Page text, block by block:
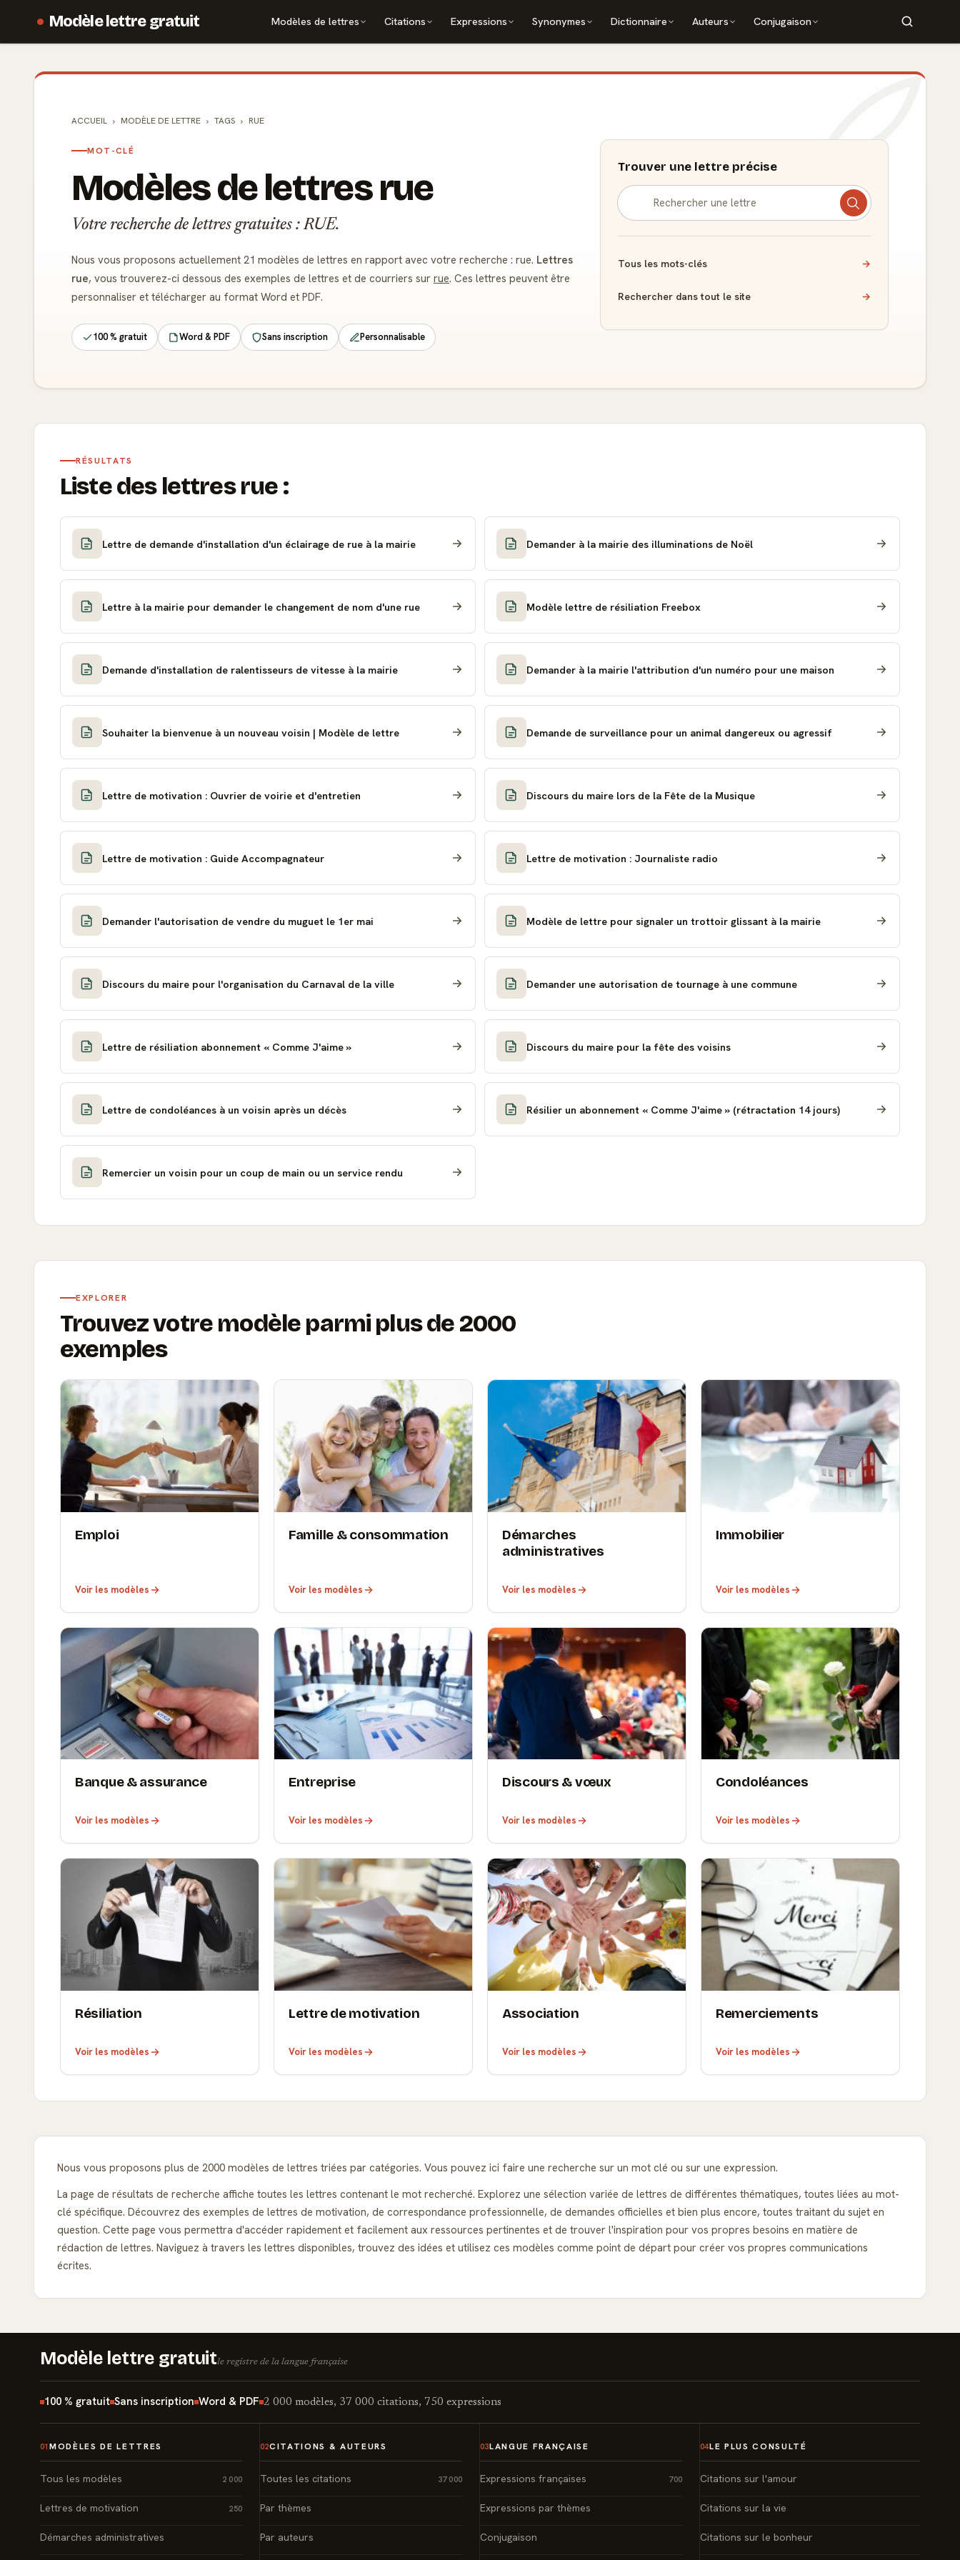
Modèle lettre gratuit Modèles de lettres Citations Expressions Synonymes Dictionnaire Auteurs Conjugaison
ACCUEIL MODÈLE DE LETTRE TAGS RUE
MOT-CLÉ
Modèles de lettres rue
Votre recherche de lettres gratuites : RUE.
Nous vous proposons actuellement 21 modèles de lettres en rapport avec votre recherche : rue. Lettres
rue, vous trouverez-ci dessous des exemples de lettres et de courriers sur rue. Ces lettres peuvent être
personnaliser et télécharger au format Word et PDF.
100 % gratuit Word & PDF Sans inscription Personnalisable
Trouver une lettre précise
Tous les mots-clés →
Rechercher dans tout le site →
RÉSULTATS
Liste des lettres rue :
Lettre de demande d'installation d'un éclairage de rue à la mairie Demander à la mairie des illuminations de Noël
Lettre à la mairie pour demander le changement de nom d'une rue Modèle lettre de résiliation Freebox
Demande d'installation de ralentisseurs de vitesse à la mairie Demander à la mairie l'attribution d'un numéro pour une maison
Souhaiter la bienvenue à un nouveau voisin | Modèle de lettre Demande de surveillance pour un animal dangereux ou agressif
Lettre de motivation : Ouvrier de voirie et d'entretien Discours du maire lors de la Fête de la Musique
Lettre de motivation : Guide Accompagnateur Lettre de motivation : Journaliste radio
Demander l'autorisation de vendre du muguet le 1er mai Modèle de lettre pour signaler un trottoir glissant à la mairie
Discours du maire pour l'organisation du Carnaval de la ville Demander une autorisation de tournage à une commune
Lettre de résiliation abonnement « Comme J'aime » Discours du maire pour la fête des voisins
Lettre de condoléances à un voisin après un décès Résilier un abonnement « Comme J'aime » (rétractation 14 jours)
Remercier un voisin pour un coup de main ou un service rendu
EXPLORER
Trouvez votre modèle parmi plus de 2000
exemples
Emploi
Voir les modèles
Famille & consommation
Voir les modèles
Démarches
administratives
Voir les modèles
Immobilier
Voir les modèles
Banque & assurance
Voir les modèles
Entreprise
Voir les modèles
Discours & vœux
Voir les modèles
Condoléances
Voir les modèles
Résiliation
Voir les modèles
Lettre de motivation
Voir les modèles
Association
Voir les modèles
Remerciements
Voir les modèles
Nous vous proposons plus de 2000 modèles de lettres triées par catégories. Vous pouvez ici faire une recherche sur un mot clé ou sur une expression.
La page de résultats de recherche affiche toutes les lettres contenant le mot recherché. Explorez une sélection variée de lettres de différentes thématiques, toutes liées au mot-
clé spécifique. Découvrez des exemples de lettres de motivation, de correspondance professionnelle, de demandes officielles et bien plus encore, toutes traitant du sujet en
question. Cette page vous permettra d'accéder rapidement et facilement aux ressources pertinentes et de trouver l'inspiration pour vos propres besoins en matière de
rédaction de lettres. Naviguez à travers les lettres disponibles, trouvez des idées et utilisez ces modèles comme point de départ pour créer vos propres communications
écrites.
Modèle lettre gratuitle registre de la langue française
100 % gratuit Sans inscription Word & PDF 2 000 modèles, 37 000 citations, 750 expressions
01 MODÈLES DE LETTRES
Tous les modèles 2 000
Lettres de motivation 250
Démarches administratives
02CITATIONS & AUTEURS
Toutes les citations 37 000
Par thèmes
Par auteurs
03LANGUE FRANÇAISE
Expressions françaises 700
Expressions par thèmes
Conjugaison
04LE PLUS CONSULTÉ
Citations sur l'amour
Citations sur la vie
Citations sur le bonheur